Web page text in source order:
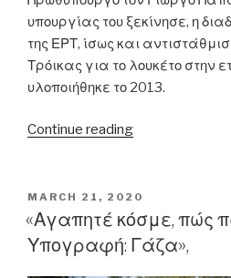
υπουργίας του ξεκίνησε, η
της ΕΡΤ, ίσως και
Τρόικας για το λουκέτο στην
υλοποιήθηκε το 2013.
Continue reading“Η
καλύτερη
φορά
του
Ηλία
POSTED
ON
MARCH 21, 2020
«Αγαπητέ κόσμε, πώς
Υπογραφή: Γάζα»,